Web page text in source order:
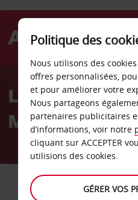
AvisLocation de
Muskegon
VOITURE
Politique des
Nous utilisons des
offres personnalisées,
et pour améliorer votre
Nous partageons
partenaires publicitaires
d’informations, voir notre
cliquant sur ACCEPTER
utilisions des cookies.
GÉRER VOS